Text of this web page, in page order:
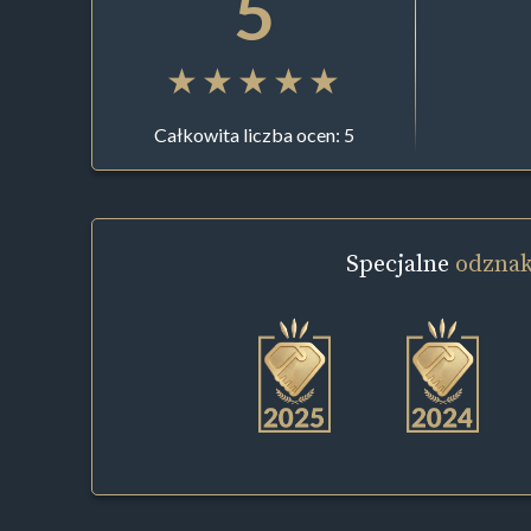
Całkowita liczba ocen: 5
Specjalne